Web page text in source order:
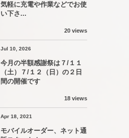
気軽に充電や作業などでお使
い下さ...
20 views
Jul 10, 2026
今月の半額感謝祭は７/１１
（土）７/１２（日）の２日
間の開催です
18 views
Apr 18, 2021
モバイルオーダー、ネット通